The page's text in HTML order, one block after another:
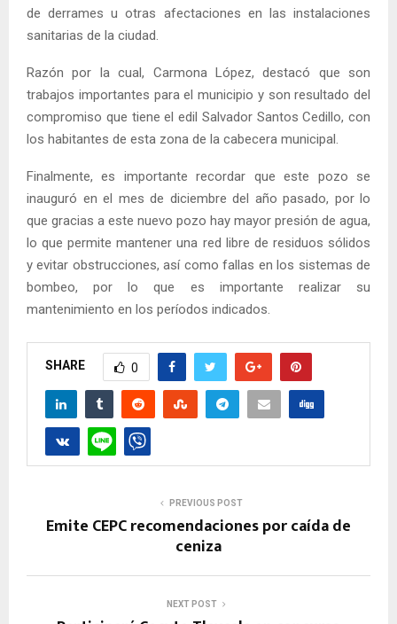
de derrames u otras afectaciones en las instalaciones
sanitarias de la ciudad.
Razón por la cual, Carmona López, destacó que son
trabajos importantes para el municipio y son resultado del
compromiso que tiene el edil Salvador Santos Cedillo, con
los habitantes de esta zona de la cabecera municipal.
Finalmente, es importante recordar que este pozo se
inauguró en el mes de diciembre del año pasado, por lo
que gracias a este nuevo pozo hay mayor presión de agua,
lo que permite mantener una red libre de residuos sólidos
y evitar obstrucciones, así como fallas en los sistemas de
bombeo, por lo que es importante realizar su
mantenimiento en los períodos indicados.
SHARE 0
PREVIOUS POST
Emite CEPC recomendaciones por caída de
ceniza
NEXT POST